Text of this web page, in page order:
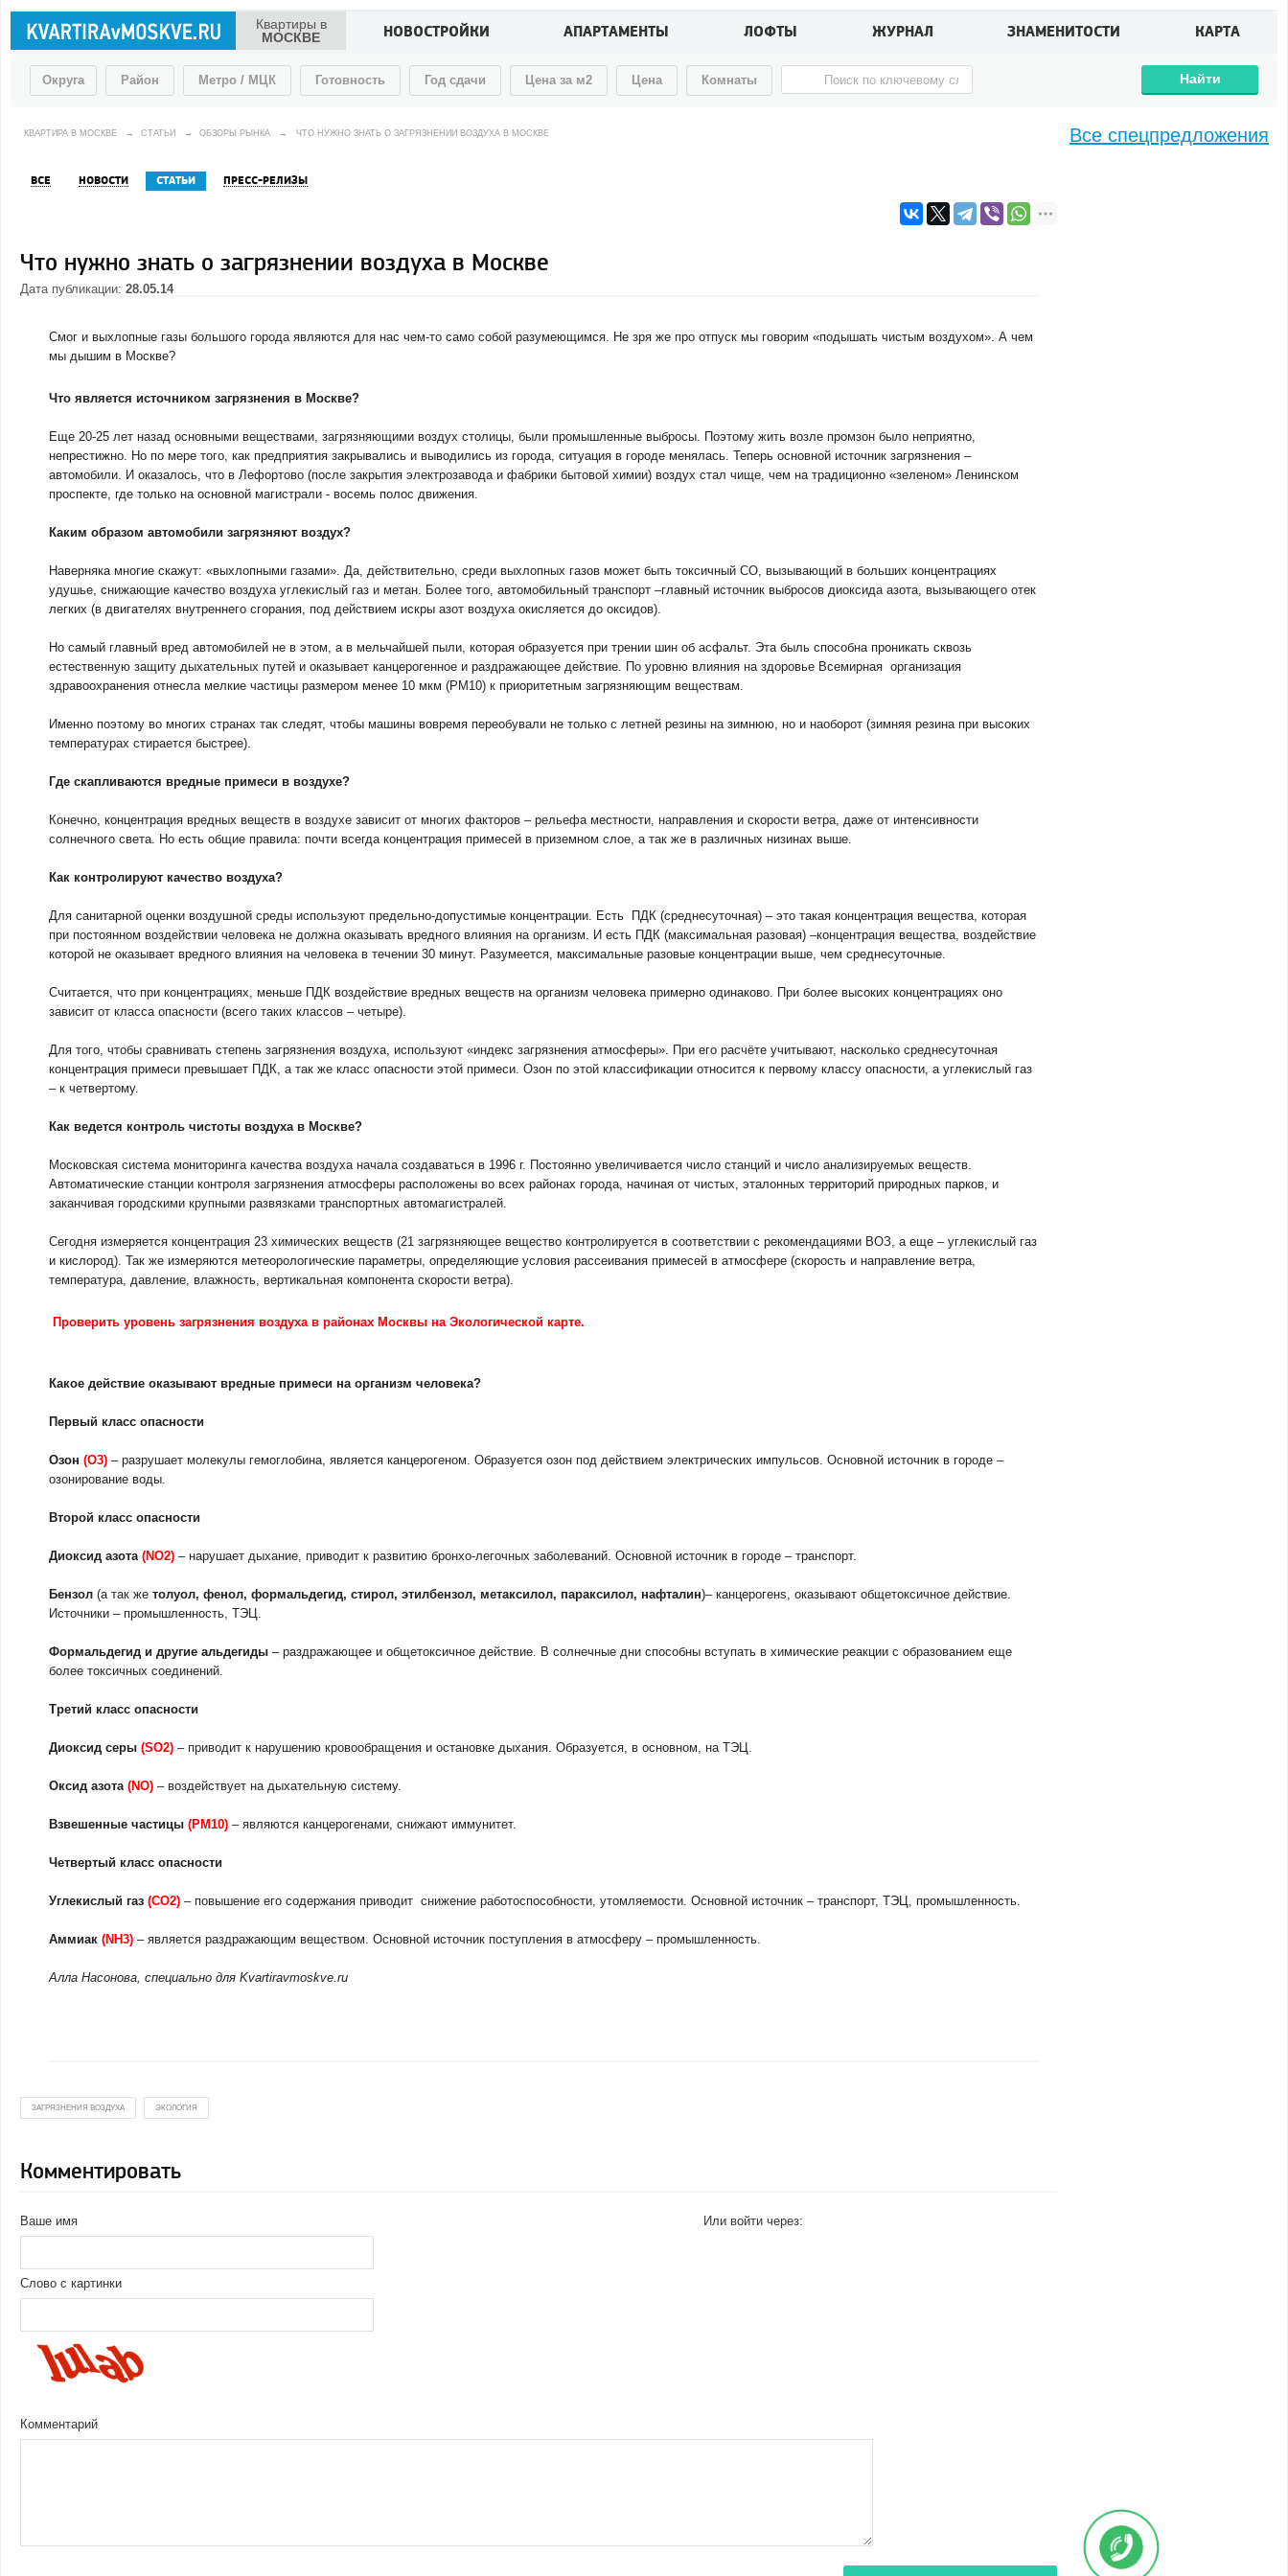
Квартиры в
МОСКВЕ
НОВОСТРОЙКИ АПАРТАМЕНТЫ ЛОФТЫ ЖУРНАЛ ЗНАМЕНИТОСТИ КАРТА
Округа Район Метро / МЦК Готовность Год сдачи Цена за м2 Цена Комнаты Найти
КВАРТИРА В МОСКВЕ → СТАТЬИ → ОБЗОРЫ РЫНКА → ЧТО НУЖНО ЗНАТЬ О ЗАГРЯЗНЕНИИ ВОЗДУХА В МОСКВЕ
ВСЕ НОВОСТИ СТАТЬИ ПРЕСС-РЕЛИЗЫ
Что нужно знать о загрязнении воздуха в Москве
Дата публикации: 28.05.14
Смог и выхлопные газы большого города являются для нас чем-то само собой разумеющимся. Не зря же про отпуск мы говорим «подышать чистым воздухом». А чем
мы дышим в Москве?
Что является источником загрязнения в Москве?
Еще 20-25 лет назад основными веществами, загрязняющими воздух столицы, были промышленные выбросы. Поэтому жить возле промзон было неприятно,
непрестижно. Но по мере того, как предприятия закрывались и выводились из города, ситуация в городе менялась. Теперь основной источник загрязнения –
автомобили. И оказалось, что в Лефортово (после закрытия электрозавода и фабрики бытовой химии) воздух стал чище, чем на традиционно «зеленом» Ленинском
проспекте, где только на основной магистрали - восемь полос движения.
Каким образом автомобили загрязняют воздух?
Наверняка многие скажут: «выхлопными газами». Да, действительно, среди выхлопных газов может быть токсичный СО, вызывающий в больших концентрациях
удушье, снижающие качество воздуха углекислый газ и метан. Более того, автомобильный транспорт –главный источник выбросов диоксида азота, вызывающего отек
легких (в двигателях внутреннего сгорания, под действием искры азот воздуха окисляется до оксидов).
Но самый главный вред автомобилей не в этом, а в мельчайшей пыли, которая образуется при трении шин об асфальт. Эта быль способна проникать сквозь
естественную защиту дыхательных путей и оказывает канцерогенное и раздражающее действие. По уровню влияния на здоровье Всемирная организация
здравоохранения отнесла мелкие частицы размером менее 10 мкм (РМ10) к приоритетным загрязняющим веществам.
Именно поэтому во многих странах так следят, чтобы машины вовремя переобували не только с летней резины на зимнюю, но и наоборот (зимняя резина при высоких
температурах стирается быстрее).
Где скапливаются вредные примеси в воздухе?
Конечно, концентрация вредных веществ в воздухе зависит от многих факторов – рельефа местности, направления и скорости ветра, даже от интенсивности
солнечного света. Но есть общие правила: почти всегда концентрация примесей в приземном слое, а так же в различных низинах выше.
Как контролируют качество воздуха?
Для санитарной оценки воздушной среды используют предельно-допустимые концентрации. Есть ПДК (среднесуточная) – это такая концентрация вещества, которая
при постоянном воздействии человека не должна оказывать вредного влияния на организм. И есть ПДК (максимальная разовая) –концентрация вещества, воздействие
которой не оказывает вредного влияния на человека в течении 30 минут. Разумеется, максимальные разовые концентрации выше, чем среднесуточные.
Считается, что при концентрациях, меньше ПДК воздействие вредных веществ на организм человека примерно одинаково. При более высоких концентрациях оно
зависит от класса опасности (всего таких классов – четыре).
Для того, чтобы сравнивать степень загрязнения воздуха, используют «индекс загрязнения атмосферы». При его расчёте учитывают, насколько среднесуточная
концентрация примеси превышает ПДК, а так же класс опасности этой примеси. Озон по этой классификации относится к первому классу опасности, а углекислый газ
– к четвертому.
Как ведется контроль чистоты воздуха в Москве?
Московская система мониторинга качества воздуха начала создаваться в 1996 г. Постоянно увеличивается число станций и число анализируемых веществ.
Автоматические станции контроля загрязнения атмосферы расположены во всех районах города, начиная от чистых, эталонных территорий природных парков, и
заканчивая городскими крупными развязками транспортных автомагистралей.
Сегодня измеряется концентрация 23 химических веществ (21 загрязняющее вещество контролируется в соответствии с рекомендациями ВОЗ, а еще – углекислый газ
и кислород). Так же измеряются метеорологические параметры, определяющие условия рассеивания примесей в атмосфере (скорость и направление ветра,
температура, давление, влажность, вертикальная компонента скорости ветра).
Проверить уровень загрязнения воздуха в районах Москвы на Экологической карте.
Какое действие оказывают вредные примеси на организм человека?
Первый класс опасности
Озон (O3) – разрушает молекулы гемоглобина, является канцерогеном. Образуется озон под действием электрических импульсов. Основной источник в городе –
озонирование воды.
Второй класс опасности
Диоксид азота (NO2) – нарушает дыхание, приводит к развитию бронхо-легочных заболеваний. Основной источник в городе – транспорт.
Бензол (а так же толуол, фенол, формальдегид, стирол, этилбензол, метаксилол, параксилол, нафталин)– канцерогенs, оказывают общетоксичное действие.
Источники – промышленность, ТЭЦ.
Формальдегид и другие альдегиды – раздражающее и общетоксичное действие. В солнечные дни способны вступать в химические реакции с образованием еще
более токсичных соединений.
Третий класс опасности
Диоксид серы (SO2) – приводит к нарушению кровообращения и остановке дыхания. Образуется, в основном, на ТЭЦ.
Оксид азота (NO) – воздействует на дыхательную систему.
Взвешенные частицы (PM10) – являются канцерогенами, снижают иммунитет.
Четвертый класс опасности
Углекислый газ (CO2) – повышение его содержания приводит снижение работоспособности, утомляемости. Основной источник – транспорт, ТЭЦ, промышленность.
Аммиак (NH3) – является раздражающим веществом. Основной источник поступления в атмосферу – промышленность.
Алла Насонова, специально для Kvartiravmoskve.ru
ЗАГРЯЗНЕНИЯ ВОЗДУХА ЭКОЛОГИЯ
Комментировать
Ваше имя
Слово с картинки
Или войти через:
Комментарий
Все спецпредложения